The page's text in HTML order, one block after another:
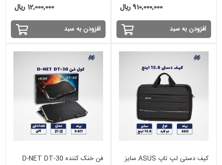
910,000,000 ریال
افزودن به سبد
12,000,000 ریال
افزودن به سبد
کیف دستی لپ تاپ ASUS سایز
فن خنک کننده D-NET DT-30